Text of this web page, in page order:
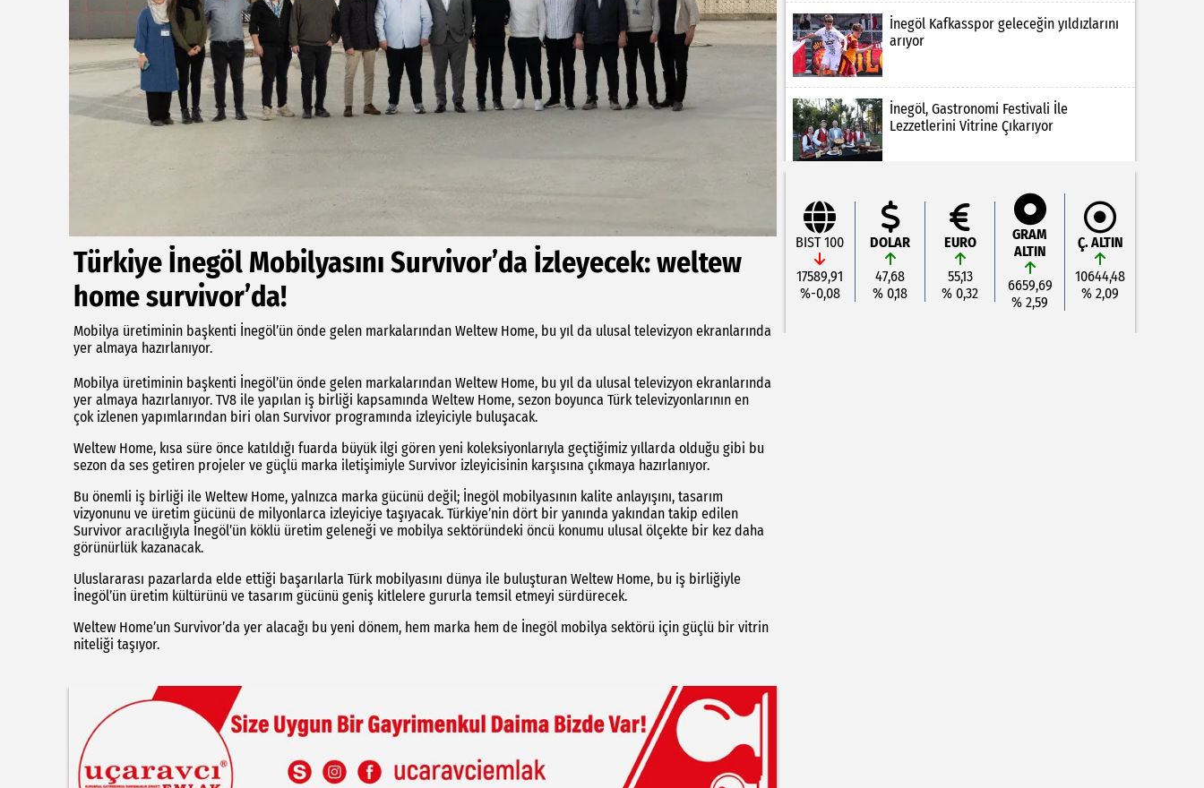
Türkiye İnegöl Mobilyasını Survivor’da İzleyecek: weltew
home survivor’da!
Mobilya üretiminin başkenti İnegöl’ün önde gelen markalarından Weltew Home, bu yıl da ulusal televizyon ekranlarında
yer almaya hazırlanıyor.
Mobilya üretiminin başkenti İnegöl’ün önde gelen markalarından Weltew Home, bu yıl da ulusal televizyon ekranlarında
yer almaya hazırlanıyor. TV8 ile yapılan iş birliği kapsamında Weltew Home, sezon boyunca Türk televizyonlarının en
çok izlenen yapımlarından biri olan Survivor programında izleyiciyle buluşacak.
Weltew Home, kısa süre önce katıldığı fuarda büyük ilgi gören yeni koleksiyonlarıyla geçtiğimiz yıllarda olduğu gibi bu
sezon da ses getiren projeler ve güçlü marka iletişimiyle Survivor izleyicisinin karşısına çıkmaya hazırlanıyor.
Bu önemli iş birliği ile Weltew Home, yalnızca marka gücünü değil; İnegöl mobilyasının kalite anlayışını, tasarım
vizyonunu ve üretim gücünü de milyonlarca izleyiciye taşıyacak. Türkiye’nin dört bir yanında yakından takip edilen
Survivor aracılığıyla İnegöl’ün köklü üretim geleneği ve mobilya sektöründeki öncü konumu ulusal ölçekte bir kez daha
görünürlük kazanacak.
Uluslararası pazarlarda elde ettiği başarılarla Türk mobilyasını dünya ile buluşturan Weltew Home, bu iş birliğiyle
İnegöl’ün üretim kültürünü ve tasarım gücünü geniş kitlelere gururla temsil etmeyi sürdürecek.
Weltew Home’un Survivor’da yer alacağı bu yeni dönem, hem marka hem de İnegöl mobilya sektörü için güçlü bir vitrin
niteliği taşıyor.
İnegöl Kafkasspor geleceğin yıldızlarını
arıyor
İnegöl, Gastronomi Festivali İle
Lezzetlerini Vitrine Çıkarıyor
BIST 100
17589,91
%-0,08
DOLAR
47,68
% 0,18
EURO
55,13
% 0,32
GRAM
ALTIN
6659,69
% 2,59
Ç. ALTIN
10644,48
% 2,09